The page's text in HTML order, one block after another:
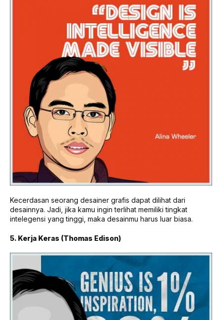
Kecerdasan seorang desainer grafis dapat dilihat dari
desainnya. Jadi, jika kamu ingin terlihat memiliki tingkat
intelegensi yang tinggi, maka desainmu harus luar biasa.
5. Kerja Keras (Thomas Edison)